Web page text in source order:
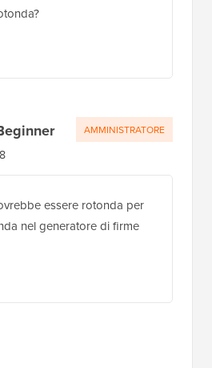
essere rotonda per
nel generatore di firme
AMMINISTRATORE